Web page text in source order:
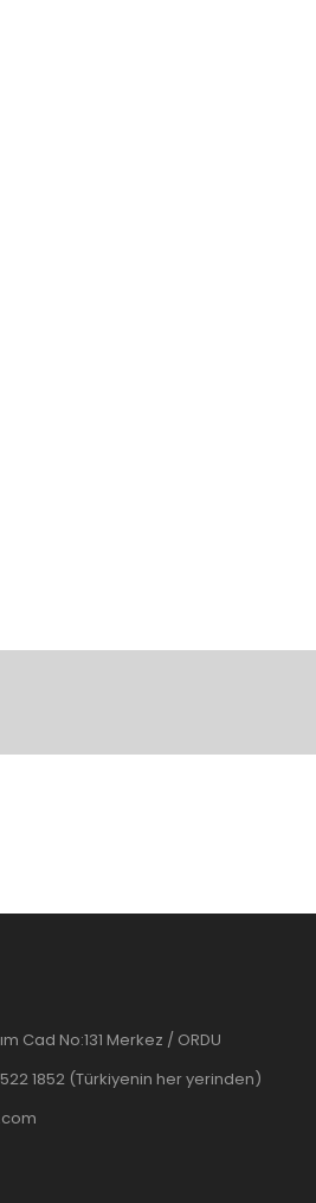
Cad No:131 Merkez / ORDU
1852 (Türkiyenin her yerinden)